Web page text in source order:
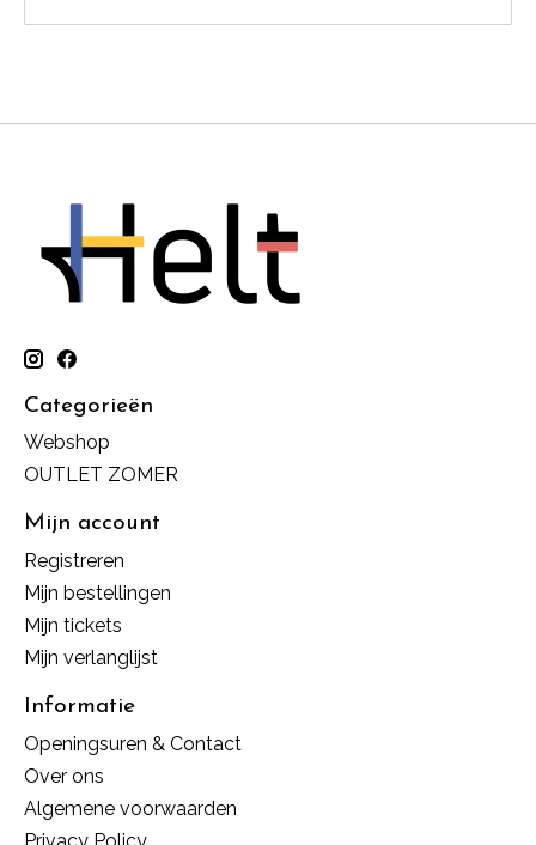
Categorieën
Webshop
OUTLET ZOMER
Mijn account
Registreren
Mijn bestellingen
Mijn tickets
Mijn verlanglijst
Informatie
Openingsuren & Contact
Over ons
Algemene voorwaarden
Privacy Policy